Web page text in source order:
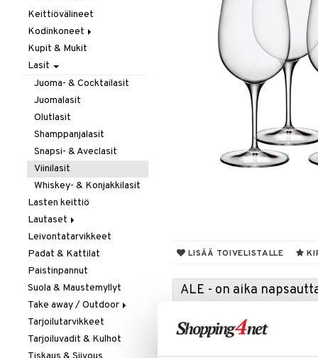
LISÄÄ TOIVELISTALLE
ALE - on aika
Keittiövälineet
Kodinkoneet
Kahvi, Tee & Espresso
Leivänpaahtimet
Mixerit &
Sähkövatkaimet
Muut koneet
Vedenkeittimet
Kupit & Mukit
Lasit
Juoma- & Cocktailasit
Juomalasit
Olutlasit
Shamppanjalasit
Snapsi- & Aveclasit
Viinilasit
Whiskey- & Konjakkilasit
Lasten keittiö
Lautaset
Asetit
Ruokalautaset
Syvät lautaset
Leivontatarvikkeet
Padat & Kattilat
Paistinpannut
Suola & Maustemyllyt
Take away / Outdoor
Eväslaatikot
Pullot
Tarjoilutarvikkeet
Tarjoiluvadit & Kulhot